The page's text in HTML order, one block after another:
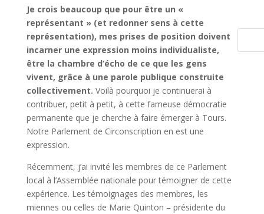
Je crois beaucoup que pour être un «
représentant » (et redonner sens à cette
représentation), mes prises de position doivent
incarner une expression moins individualiste,
être la chambre d’écho de ce que les gens
vivent, grâce à une parole publique construite
collectivement. Voilà pourquoi je continuerai à
contribuer, petit à petit, à cette fameuse démocratie
permanente que je cherche à faire émerger à Tours.
Notre Parlement de Circonscription en est une
expression.
Récemment, j’ai invité les membres de ce Parlement
local à l’Assemblée nationale pour témoigner de cette
expérience. Les témoignages des membres, les
miennes ou celles de Marie Quinton – présidente du
Rechercher